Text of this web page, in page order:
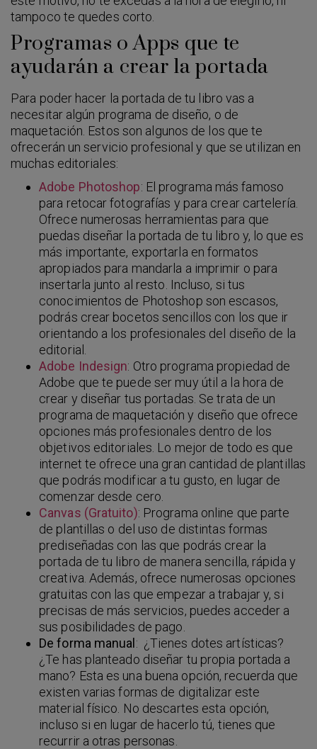
tampoco te quedes corto.
Programas o Apps que te
ayudarán a crear la portada
Para poder hacer la portada de tu libro vas a
necesitar algún programa de diseño, o de
maquetación. Estos son algunos de los que te
ofrecerán un servicio profesional y que se utilizan en
muchas editoriales:
Adobe Photoshop: El programa más famoso
para retocar fotografías y para crear cartelería.
Ofrece numerosas herramientas para que
puedas diseñar la portada de tu libro y, lo que es
más importante, exportarla en formatos
apropiados para mandarla a imprimir o para
insertarla junto al resto. Incluso, si tus
conocimientos de Photoshop son escasos,
podrás crear bocetos sencillos con los que ir
orientando a los profesionales del diseño de la
editorial.
Adobe Indesign: Otro programa propiedad de
Adobe que te puede ser muy útil a la hora de
crear y diseñar tus portadas. Se trata de un
programa de maquetación y diseño que ofrece
opciones más profesionales dentro de los
objetivos editoriales. Lo mejor de todo es que
internet te ofrece una gran cantidad de plantillas
que podrás modificar a tu gusto, en lugar de
comenzar desde cero.
Canvas (Gratuito): Programa online que parte
de plantillas o del uso de distintas formas
prediseñadas con las que podrás crear la
portada de tu libro de manera sencilla, rápida y
creativa. Además, ofrece numerosas opciones
gratuitas con las que empezar a trabajar y, si
precisas de más servicios, puedes acceder a
sus posibilidades de pago.
De forma manual: ¿Tienes dotes artísticas?
¿Te has planteado diseñar tu propia portada a
mano? Esta es una buena opción, recuerda que
existen varias formas de digitalizar este
material físico. No descartes esta opción,
incluso si en lugar de hacerlo tú, tienes que
recurrir a otras personas.